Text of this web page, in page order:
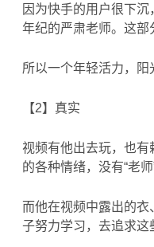
因为快手的用户很下
年纪的严肃老师。这部
所以一个年轻活力，
【2】真实
视频有他出去玩，也有
的各种情绪，没有“老
而他在视频中露出的
子努力学习，去追求这